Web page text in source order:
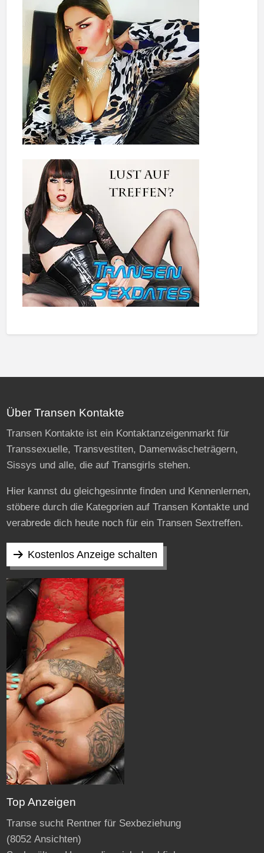
Über Transen Kontakte
Transen Kontakte ist ein Kontaktanzeigenmarkt für
Transsexuelle, Transvestiten, Damenwäscheträgern,
Sissys und alle, die auf Transgirls stehen.
Hier kannst du gleichgesinnte finden und Kennenlernen,
stöbere durch die Kategorien auf Transen Kontakte und
verabrede dich heute noch für ein Transen Sextreffen.
Kostenlos Anzeige schalten
Top Anzeigen
Transe sucht Rentner für Sexbeziehung
(8052 Ansichten)